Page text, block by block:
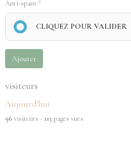
Anti-spam
CLIQUEZ POUR VALIDER
Ajouter
visiteurs
Aujourd'hui
96visiteurs - 113 pages vues